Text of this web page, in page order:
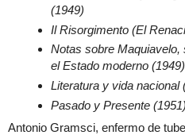
(1949)
Il Risorgimento (El
Notas sobre
el Estado moderno (1949)
Literatura y vida nacional
Pasado y Presente
Antonio Gramsci, enfermo de